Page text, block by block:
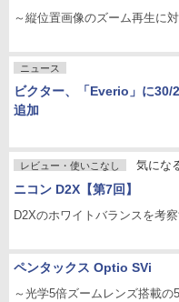
～縦位置画像のズーム再生に
ニュース
ビクター、「Everio」に30/
追加
レビュー・使いこなし 気にな
ニコン D2X【第7回】
D2Xのホワイトバランスを考
ペンタックス Optio SVi
～光学5倍ズームレンズ搭載の